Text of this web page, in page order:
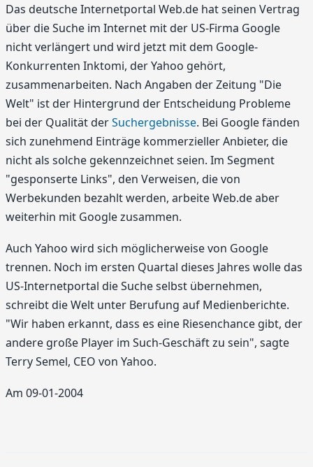
Das deutsche Internetportal Web.de hat seinen Vertrag
über die Suche im Internet mit der US-Firma Google
nicht verlängert und wird jetzt mit dem Google-
Konkurrenten Inktomi, der Yahoo gehört,
zusammenarbeiten. Nach Angaben der Zeitung "Die
Welt" ist der Hintergrund der Entscheidung Probleme
bei der Qualität derSuchergebnisse. Bei Google fänden
sich zunehmend Einträge kommerzieller Anbieter, die
nicht als solche gekennzeichnet seien. Im Segment
"gesponserte Links", den Verweisen, die von
Werbekunden bezahlt werden, arbeite Web.de aber
weiterhin mit Google zusammen.
Auch Yahoo wird sich möglicherweise von Google
trennen. Noch im ersten Quartal dieses Jahres wolle das
US-Internetportal die Suche selbst übernehmen,
schreibt die Welt unter Berufung auf Medienberichte.
"Wir haben erkannt, dass es eine Riesenchance gibt, der
andere große Player im Such-Geschäft zu sein", sagte
Terry Semel, CEO von Yahoo.
Am 09-01-2004